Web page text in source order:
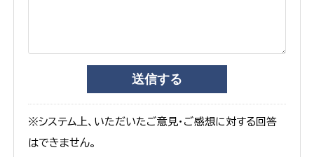
※システム上、いただいたご意見・ご感想に対する回答
はできません。